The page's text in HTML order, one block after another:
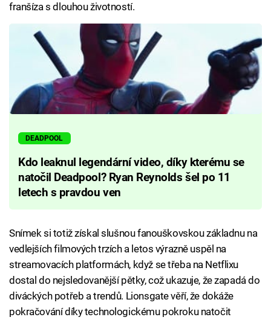
franšíza s dlouhou životností.
DEADPOOL
Kdo leaknul legendární video, díky kterému se
natočil Deadpool? Ryan Reynolds šel po 11
letech s pravdou ven
Snímek si totiž získal slušnou fanouškovskou základnu na
vedlejších filmových trzích a letos výrazně uspěl na
streamovacích platformách, když se třeba na Netflixu
dostal do nejsledovanější pětky, což ukazuje, že zapadá do
diváckých potřeb a trendů. Lionsgate věří, že dokáže
pokračování díky technologickému pokroku natočit